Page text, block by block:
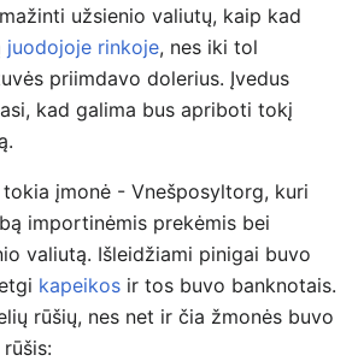
užsienio valiutų, kaip kad
juodojoje rinkoje, nes iki tol
priimdavo dolerius. Įvedus
kad galima bus apriboti tokį
tokia įmonė - Vnešposyltorg, kuri
importinėmis prekėmis bei
valiutą. Išleidžiami pinigai buvo
kapeikos ir tos buvo banknotais.
rūšių, nes net ir čia žmonės buvo